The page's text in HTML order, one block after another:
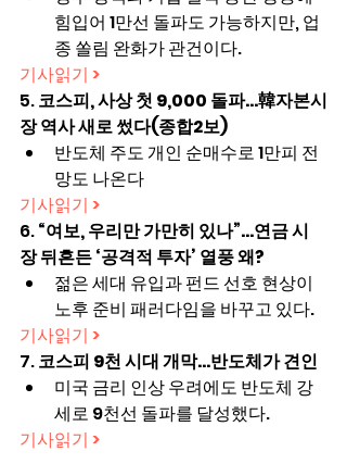
힘입어 1만선 돌파도 가능하지만, 업
종 쏠림 완화가 관건이다.
기사읽기 >
5. 코스피, 사상 첫 9,000 돌파…韓자본시
장 역사 새로 썼다(종합2보)
반도체 주도 개인 순매수로 1만피 전
망도 나온다
기사읽기 >
6. “여보, 우리만 가만히 있나”…연금 시
장 뒤흔든 ‘공격적 투자’ 열풍 왜?
젊은 세대 유입과 펀드 선호 현상이
노후 준비 패러다임을 바꾸고 있다.
기사읽기 >
7. 코스피 9천 시대 개막...반도체가 견인
미국 금리 인상 우려에도 반도체 강
세로 9천선 돌파를 달성했다.
기사읽기 >